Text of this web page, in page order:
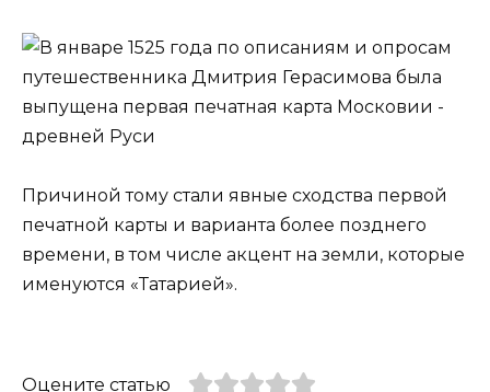
Причиной тому стали явные сходства первой
печатной карты и варианта более позднего
времени, в том числе акцент на земли, которые
именуются «Татарией».
Оцените статью